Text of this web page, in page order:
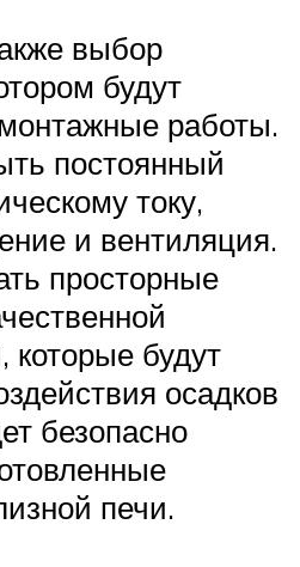
выбор
будут
работы.
постоянный
току,
и вентиляция.
просторные
которые будут
осадков
безопасно
печи.